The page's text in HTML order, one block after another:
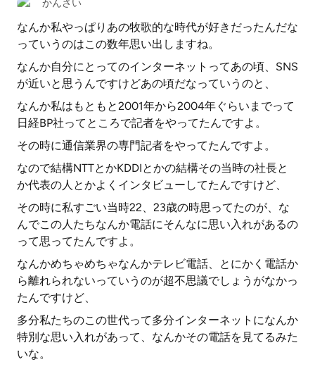
かんさい
なんか私やっぱりあの牧歌的な時代が好きだったんだな
っていうのはこの数年思い出しますね。
なんか自分にとってのインターネットってあの頃、SNS
が近いと思うんですけどあの頃だなっていうのと、
なんか私はもともと2001年から2004年ぐらいまでって
日経BP社ってところで記者をやってたんですよ。
その時に通信業界の専門記者をやってたんですよ。
なので結構NTTとかKDDIとかの結構その当時の社長と
か代表の人とかよくインタビューしてたんですけど、
その時に私すごい当時22、23歳の時思ってたのが、な
んでこの人たちなんか電話にそんなに思い入れがあるの
って思ってたんですよ。
なんかめちゃめちゃなんかテレビ電話、とにかく電話か
ら離れられないっていうのが超不思議でしょうがなかっ
たんですけど、
多分私たちのこの世代って多分インターネットになんか
特別な思い入れがあって、なんかその電話を見てるみた
いな。